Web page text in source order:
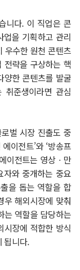
니다. 이 직업은 콘
업을 기획하고 관리
우수한 원천 콘텐츠
전략을 구상하는 핵
양한 콘텐츠를 발굴
취준생이라면 관심
벌 시장 진출도 중
이전트’와 ‘방송프
이전트는 영상ㆍ만
와 중개하는 중요
을 돕는 역할을 합
우 해외시장에 맞춰
는 역할을 담당하는
장에 적합한 방식
됩니다.